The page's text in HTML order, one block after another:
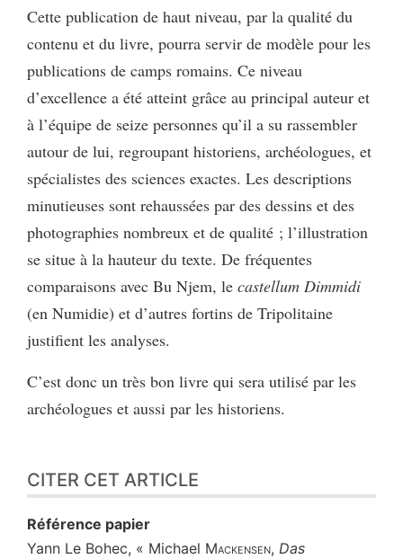
Cette publication de haut niveau, par la qualité du
contenu et du livre, pourra servir de modèle pour les
publications de camps romains. Ce niveau
d’excellence a été atteint grâce au principal auteur et
à l’équipe de seize personnes qu’il a su rassembler
autour de lui, regroupant historiens, archéologues, et
spécialistes des sciences exactes. Les descriptions
minutieuses sont rehaussées par des dessins et des
photographies nombreux et de qualité ; l’illustration
se situe à la hauteur du texte. De fréquentes
comparaisons avec Bu Njem, le castellum Dimmidi
(en Numidie) et d’autres fortins de Tripolitaine
justifient les analyses.
C’est donc un très bon livre qui sera utilisé par les
archéologues et aussi par les historiens.
CITER CET ARTICLE
Référence papier
Yann Le Bohec, « Michael Mackensen, Das